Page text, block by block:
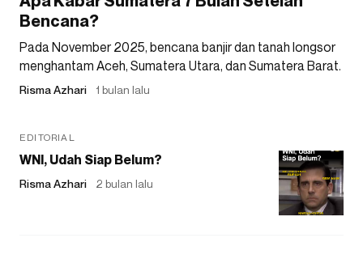
Bencana?
Pada November 2025, bencana banjir dan tanah longsor
menghantam Aceh, Sumatera Utara, dan Sumatera Barat.
Risma Azhari 1 bulan lalu
EDITORIAL
WNI, Udah Siap Belum?
Risma Azhari 2 bulan lalu